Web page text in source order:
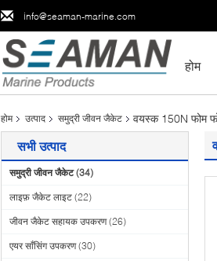
info@seaman-marine.com
होम
होम उत्पाद समुद्री जीवन जैकेट वयस्क 150N फोम
सभी उत्पाद
समुद्री जीवन जैकेट (34)
लाइफ़ जैकेट लाइट (22)
जीवन जैकेट सहायक उपकरण (26)
एयर साँसिंग उपकरण (30)